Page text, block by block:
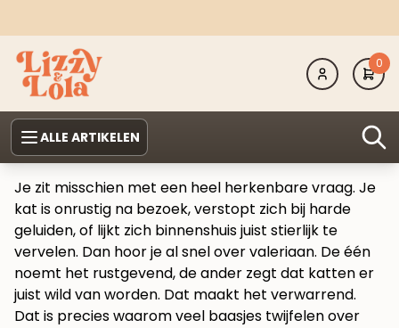
0
ALLE ARTIKELEN
Je zit misschien met een heel herkenbare vraag. Je
kat is onrustig na bezoek, verstopt zich bij harde
geluiden, of lijkt zich binnenshuis juist stierlijk te
vervelen. Dan hoor je al snel over valeriaan. De één
noemt het rustgevend, de ander zegt dat katten er
juist wild van worden. Dat maakt het verwarrend.
Dat is precies waarom veel baasjes twijfelen over